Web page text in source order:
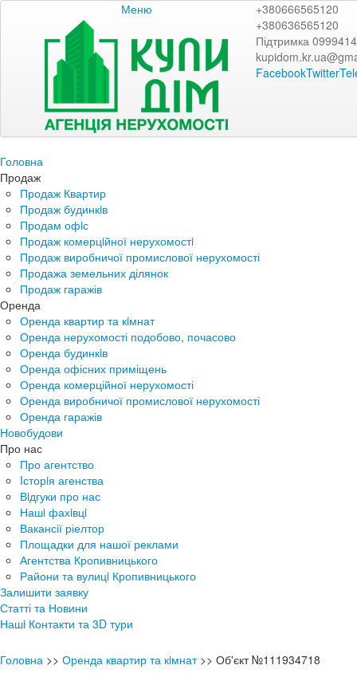
Меню
+380666565120
+380636565120
Підтримка
FacebookTwitter
Головна
Продаж
Продаж Квартир
Продаж будинкiв
Продам офiс
Продаж комерцiйної нерухомостi
Продаж виробничої промислової нерухомості
Продажа земельних ділянок
Продаж гаражів
Оренда
Оренда квартир та кiмнат
Оренда нерухомості подобово, почасово
Оренда будинкiв
Оренда офісних приміщень
Оренда комерційної нерухомості
Оренда виробничої промислової нерухомості
Оренда гаражів
Новобудови
Про нас
Про агентство
Iсторiя агенства
Вiдгуки про нас
Нашi фахiвцi
Вакансії ріелтор
Площадки для нашої реклами
Агентства Кропивницького
Райони та вулицi Кропивницького
Залишити заявку
Статті та Новини
Нашi Контакти та 3D тури
Головна >> Оренда квартир та кiмнат>> Об'єкт №111934718